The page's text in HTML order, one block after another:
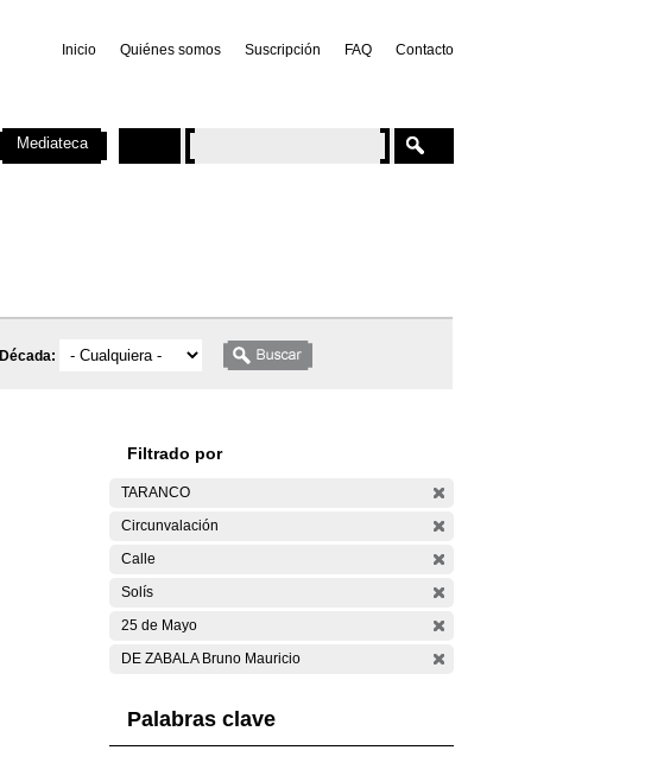
Inicio Quiénes somos Suscripción FAQ Contacto
Década:
Filtrado por
TARANCO
Circunvalación
Calle
Solís
25 de Mayo
DE ZABALA Bruno Mauricio
Palabras clave
Mediateca